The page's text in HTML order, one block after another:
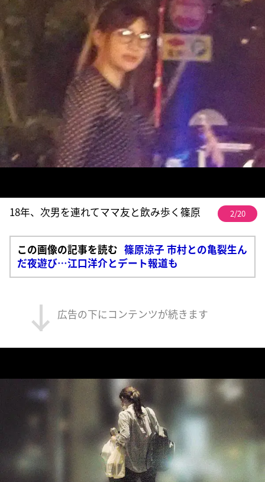
18年、次男を連れてママ友と飲み歩く篠原 2/20
この画像の記事を読む 篠原涼子 市村との亀裂生ん
だ夜遊び…江口洋介とデート報道も
広告の下にコンテンツが続きます